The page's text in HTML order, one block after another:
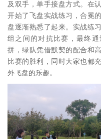
及双手，单手接盘方式。在
开始了飞盘实战练习，合冕
盘逐渐熟悉了起来。实战练
组之间的对抗比赛，最终
拼，绿队凭借默契的配合和
比赛的胜利，同时大家也都
外飞盘的乐趣。